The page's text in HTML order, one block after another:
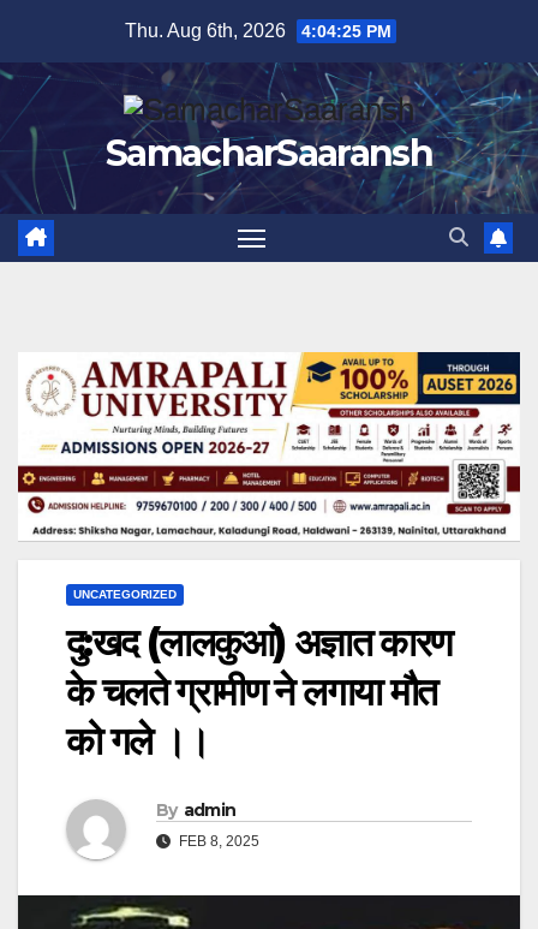
content
Thu. Aug 6th, 2026 4:04:26 PM
SamacharSaaransh
UNCATEGORIZED
दु:खद (लालकुआं) अज्ञात कारण
के चलते ग्रामीण ने लगाया मौत
को गले ।।
By admin
FEB 8, 2025